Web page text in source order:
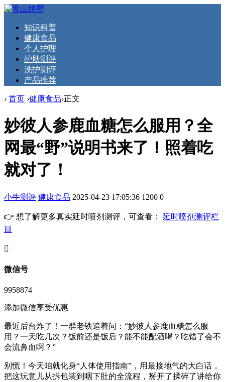
知识科普
健康食品
个人护理
护肤测评
洗护测评
产品推荐
› 首页 ›健康食品›正文
妙彼人参鹿血糖怎么服用？全
网最“野”说明书来了！照着吃
就对了！‌
小牛测评 健康食品 2025-04-23 17:05:36 1200 0
👉 想了解更多真实延时喷剂测评，可查看： 延时喷剂测评栏
目
󦘖
微信号
9958874
添加微信享受优惠
最近后台炸了！一群老铁追着问：“‌妙彼人参鹿血糖怎么服
用？‌一天吃几次？饭前还是饭后？能不能配酒喝？吃错了会不
会流鼻血啊？”
别慌！今天咱就化身“人体使用指南”，用最接地气的大白话，
把这玩意儿从拆包装到咽下肚的全流程，掰开了揉碎了讲给你